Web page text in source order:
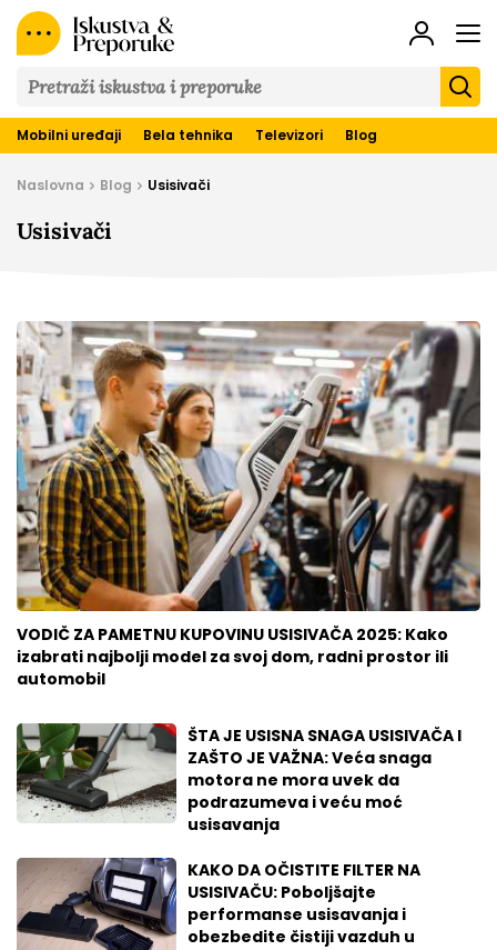
&
Preporuke
Mobilni uređaji Bela tehnika Televizori Blog
Naslovna Blog Usisivači
Usisivači
VODIČ ZA PAMETNU KUPOVINU USISIVAČA 2025: Kako
izabrati najbolji model za svoj dom, radni prostor ili
automobil
ŠTA JE USISNA SNAGA USISIVAČA I
ZAŠTO JE VAŽNA: Veća snaga
motora ne mora uvek da
podrazumeva i veću moć
usisavanja
KAKO DA OČISTITE FILTER NA
USISIVAČU: Poboljšajte
performanse usisavanja i
obezbedite čistiji vazduh u